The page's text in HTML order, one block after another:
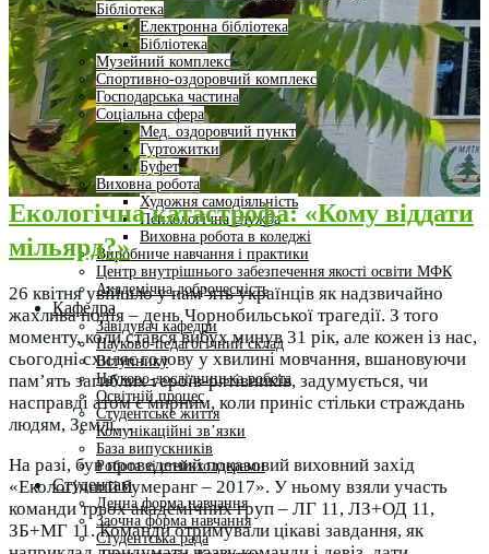
Бібліотека
Електронна бібліотека
Бібліотека
Музейний комплекс
Спортивно-оздоровчий комплекс
Господарська частина
Соціальна сфера
Мед. оздоровчий пункт
Гуртожитки
Буфет
Виховна робота
Художня самодіяльність
Психологічна служба
Виховна робота в коледжі
Виробниче навчання і практики
Центр внутрішнього забезпечення якості освіти МФК
Академічна доброчесність
Кафедра
Завідувач кафедри
Науково-педагогічний склад
Вступнику
Науково-дослідницька робота
Освітній процес
Студентське життя
Комунікаційні зв’язки
База випускників
Робота зі стейкхолдерами
Студентам
Денна форма навчання
Заочна форма навчання
Студентська рада
Екологічна катастрофа: «Кому віддати
мільярд?»
26 квітня увійшло у пам’ять українців як надзвичайно
жахлива подія – день Чорнобильської трагедії. З того
моменту, коли стався вибух минув 31 рік, але кожен із нас,
сьогодні схиляє голову у хвилині мовчання, вшановуючи
пам’ять загиблих героїв-рятівників, задумується, чи
насправді атом є мирним, коли приніс стільки страждань
людям, Землі…
На разі, був проведений показовий виховний захід
«Екологічний бумеранг – 2017». У ньому взяли участь
команди трьох академічних груп – ЛГ 11, ЛЗ+ОД 11,
ЗБ+МГ 11. Команди отримували цікаві завдання, як